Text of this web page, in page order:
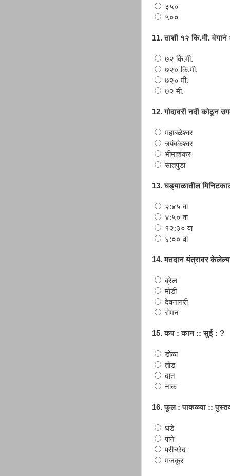
३५०
५००
11. ताशी १२ कि.मी.
७२ कि.मी.
७२० कि.मी.
७२० मी.
७२ मी.
12. गोदावरी नदी कोठून
महाबळेश्वर
त्र्यंबकेश्वर
भीमाशंकर
सातपुडा
13. घड्याळातील
२:४५ वा
४:५० वा
१२:३० वा
६:०० वा
14. मतदान यंत्रावर
ब्रेल
मोडी
देवनागरी
रोमन
15. कप : कान :: सुई : ?
डोळा
तोंड
दात
नाक
16. फूल : पाकळ्या ::
धडे
पाने
परीच्छेद
मजकूर